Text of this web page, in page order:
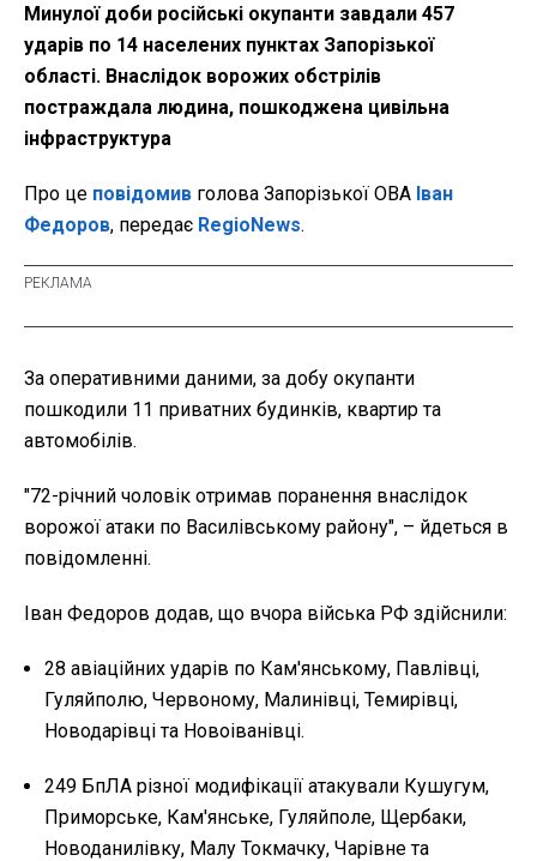
Минулої доби російські окупанти завдали 457
ударів по 14 населених пунктах Запорізької
області. Внаслідок ворожих обстрілів
постраждала людина, пошкоджена цивільна
інфраструктура
Про це повідомив голова Запорізької ОВА Іван
Федоров, передає RegioNews.
За оперативними даними, за добу окупанти
пошкодили 11 приватних будинків, квартир та
автомобілів.
"72-річний чоловік отримав поранення внаслідок
ворожої атаки по Василівському району", – йдеться в
повідомленні.
Іван Федоров додав, що вчора війська РФ здійснили:
28 авіаційних ударів по Кам'янському, Павлівці,
Гуляйполю, Червоному, Малинівці, Темирівці,
Новодарівці та Новоіванівці.
249 БпЛА різної модифікації атакували Кушугум,
Приморське, Кам'янське, Гуляйполе, Щербаки,
Новоданилівку, Малу Токмачку, Чарівне та